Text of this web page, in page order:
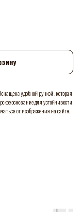
удобной ручкой, которая
основание для устойчивости.
от изображения на сайте.